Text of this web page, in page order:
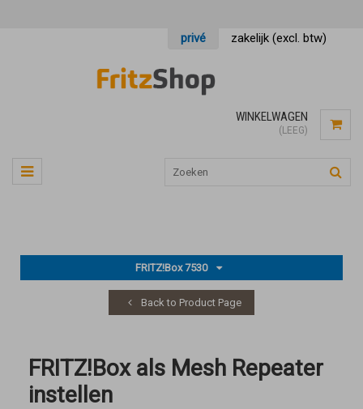
privé zakelijk (excl. btw)
WINKELWAGEN
(LEEG)
FRITZ!Box 7530
Back to Product Page
FRITZ!Box als Mesh Repeater
instellen